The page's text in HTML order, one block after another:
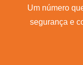
Um número
segurança e